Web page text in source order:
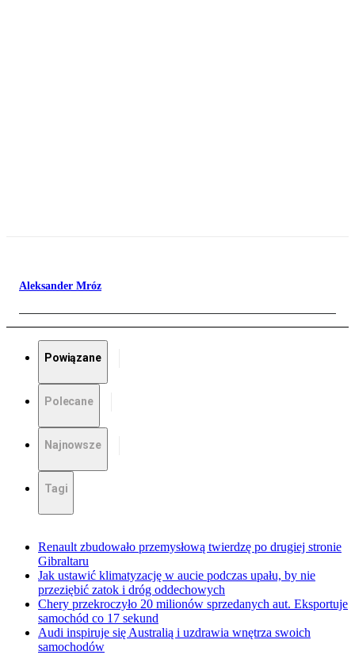
Aleksander Mróz
Powiązane
Polecane
Najnowsze
Tagi
Renault zbudowało przemysłową twierdzę po drugiej stronie
Gibraltaru
Jak ustawić klimatyzację w aucie podczas upału, by nie
przeziębić zatok i dróg oddechowych
Chery przekroczyło 20 milionów sprzedanych aut. Eksportuje
samochód co 17 sekund
Audi inspiruje się Australią i uzdrawia wnętrza swoich
samochodów